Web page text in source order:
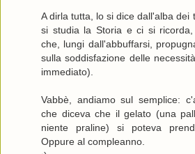
A dirla tutta, lo si dice dall'alba dei
si studia la Storia e ci si
che, lungi dall'abbuffarsi,
sulla soddisfazione delle
immediato).
Vabbè, andiamo sul semplice:
che diceva che il gelato (una
niente praline) si poteva
Oppure al compleanno.